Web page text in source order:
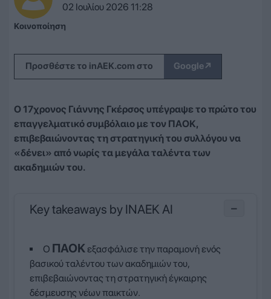
02 Ιουλίου 2026 11:28
Κοινοποίηση
Προσθέστε το inAEK.com στο Google↗
Ο 17χρονος Γιάννης Γκέρσος υπέγραψε το πρώτο του
επαγγελματικό συμβόλαιο με τον ΠΑΟΚ,
επιβεβαιώνοντας τη στρατηγική του συλλόγου να
«δένει» από νωρίς τα μεγάλα ταλέντα των
ακαδημιών του.
Key takeaways by INAEK AI −
Ο ΠΑΟΚ εξασφάλισε την παραμονή ενός
βασικού ταλέντου των ακαδημιών του,
επιβεβαιώνοντας τη στρατηγική έγκαιρης
δέσμευσης νέων παικτών.